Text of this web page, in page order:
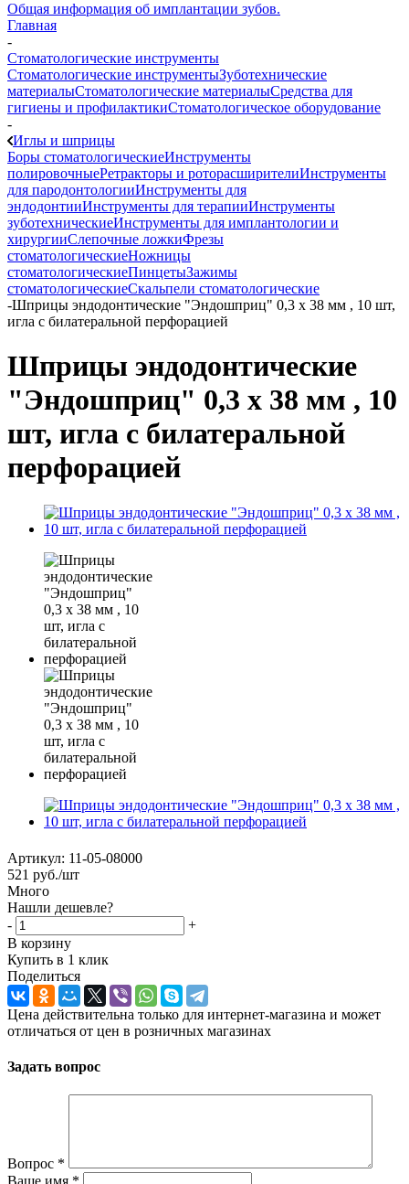
Общая информация об имплантации зубов.
Главная
-
Стоматологические инструменты
Стоматологические инструментыЗуботехнические
материалыСтоматологические материалыСредства для
гигиены и профилактикиСтоматологическое оборудование
-
Иглы и шприцы
Боры стоматологическиеИнструменты
полировочныеРетракторы и роторасширителиИнструменты
для пародонтологииИнструменты для
эндодонтииИнструменты для терапииИнструменты
зуботехническиеИнструменты для имплантологии и
хирургииСлепочные ложкиФрезы
стоматологическиеНожницы
стоматологическиеПинцетыЗажимы
стоматологическиеСкальпели стоматологические
-Шприцы эндодонтические "Эндошприц" 0,3 х 38 мм , 10 шт,
игла с билатеральной перфорацией
Шприцы эндодонтические
"Эндошприц" 0,3 х 38 мм , 10
шт, игла с билатеральной
перфорацией
Артикул: 11-05-08000
521 руб./шт
Много
Нашли дешевле?
-
+
В корзину
Купить в 1 клик
Поделиться
Цена действительна только для интернет-магазина и может
отличаться от цен в розничных магазинах
Задать вопрос
Вопрос *